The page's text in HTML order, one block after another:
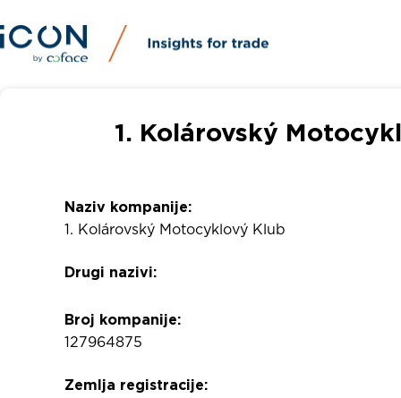
1. Kolárovský
Naziv kompanije:
1. Kolárovský Motocyklový Klub
Drugi nazivi:
Broj kompanije:
127964875
Zemlja registracije: